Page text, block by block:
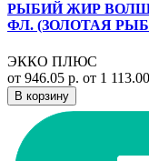
РЫБИЙ ЖИР
ФЛ. (ЗОЛОТАЯ
ЭККО ПЛЮС
от 946.05 р. от 1
В корзину